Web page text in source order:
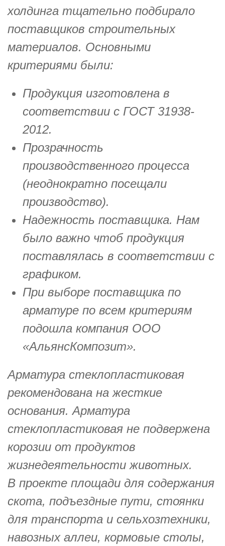
холдинга тщательно подбирало
поставщиков строительных
материалов. Основными
критериями были:
Продукция изготовлена в
соответствии с ГОСТ 31938-
2012.
Прозрачность
производственного процесса
(неоднократно посещали
производство).
Надежность поставщика. Нам
было важно чтоб продукция
поставлялась в соответствии с
графиком.
При выборе поставщика по
арматуре по всем критериям
подошла компания ООО
«АльянсКомпозит».
Арматура стеклопластиковая
рекомендована на жесткие
основания. Арматура
стеклопластиковая не подвержена
корозии от продуктов
жизнедеятельности животных.
В проекте площади для содержания
скота, подъездные пути, стоянки
для транспорта и сельхозтехники,
навозных аллеи, кормовые столы,